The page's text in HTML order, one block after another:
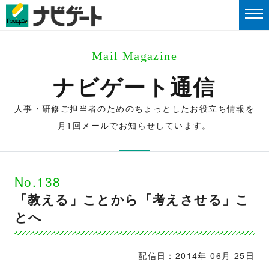
Mail Magazine
ナビゲート通信
人事・研修ご担当者のためのちょっとしたお役立ち情報を
月1回メールでお知らせしています。
No.138
「教える」ことから「考えさせる」こ
とへ
配信日：2014年 06月 25日